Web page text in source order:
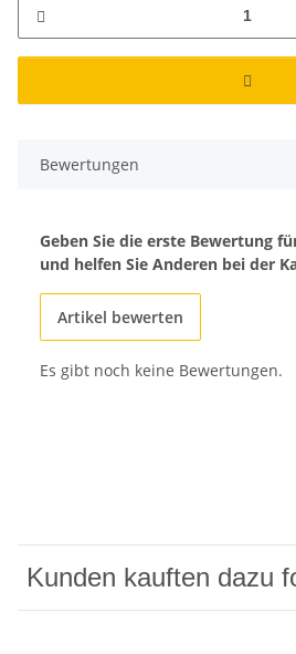
Bewertungen
Geben Sie die erste Bewertung
und helfen Sie Anderen bei der
Artikel bewerten
Es gibt noch keine Bewertungen.
Kunden kauften dazu